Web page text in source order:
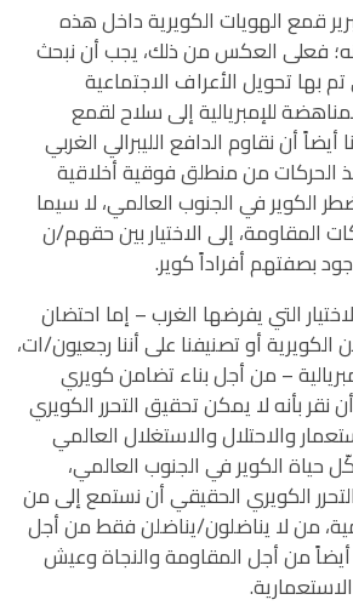
قمع الهويات الكويرية داخل هذه
فعلى العكس من ذلك، يجب أن نبحث
بها تحويل الأعراف الاجتماعية
للإمبريالية إلى سلاح لقمع
أيضاً أن نقاوم الدافع الليبرالي الغربي
الحركات من منطلق فوقية أخلاقية
الكوير في الجنوب العالمي، لا سيما
المقاومة، إلى الاختيار بين حقهم/ن
بصفتهم أفراداً كوير.
التي يفرضها الغرب – إما احتضان
أو تصنيفنا على أننا رجعيون/ات،
– من أجل بناء تضامن كويري
بأنه لا يمكن تحقيق التحرر الكويري
والاحتلال والاستغلال العالمي
حياة الكوير في الجنوب العالمي،
الكويري الحقيقي أن نستمع إلى من
من لا يناضلون/يناضلن فقط من أجل
من أجل المقاومة والنجاة وعيش